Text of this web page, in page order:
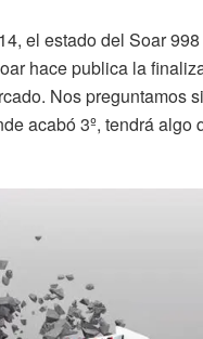
el estado del Soar
hace publica la
Nos preguntamos
acabó 3º, tendrá